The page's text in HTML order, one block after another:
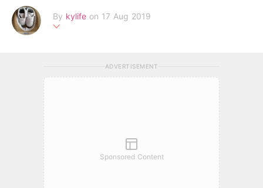
By kylife on 17 Aug 2019
ADVERTISEMENT
Sponsored Content